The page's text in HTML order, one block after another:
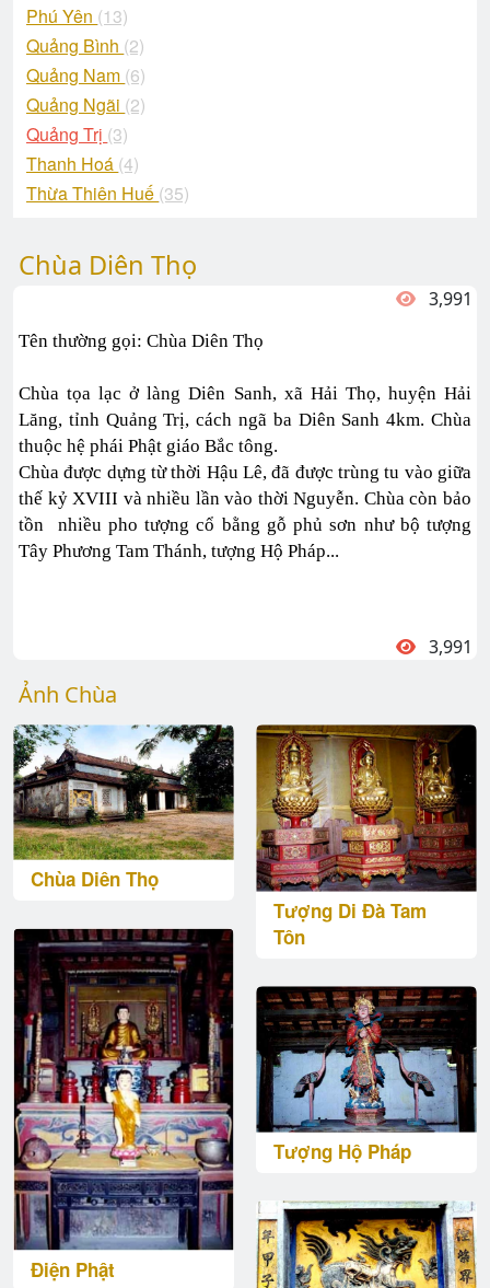
Phú Yên (13)
Quảng Bình (2)
Quảng Nam (6)
Quảng Ngãi (2)
Quảng Trị (3)
Thanh Hoá (4)
Thừa Thiên Huế (35)
Chùa Diên Thọ
3,991
Tên thường gọi: Chùa Diên Thọ
Chùa tọa lạc ở làng Diên Sanh, xã Hải Thọ, huyện Hải
Lăng, tỉnh Quảng Trị, cách ngã ba Diên Sanh 4km. Chùa
thuộc hệ phái Phật giáo Bắc tông.
Chùa được dựng từ thời Hậu Lê, đã được trùng tu vào giữa
thế kỷ XVIII và nhiều lần vào thời Nguyễn. Chùa còn bảo
tồn nhiều pho tượng cổ bằng gỗ phủ sơn như bộ tượng
Tây Phương Tam Thánh, tượng Hộ Pháp...
3,991
Ảnh Chùa
Chùa Diên Thọ
Điện Phật
Tượng Di Đà Tam
Tôn
Tượng Hộ Pháp